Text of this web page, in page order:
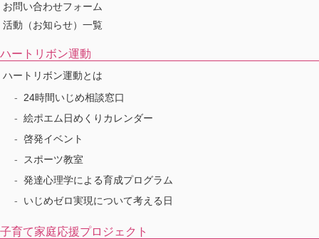
お問い合わせフォーム
活動（お知らせ）一覧
ハートリボン運動
ハートリボン運動とは
24時間いじめ相談窓口
絵ポエム日めくりカレンダー
啓発イベント
スポーツ教室
発達心理学による育成プログラム
いじめゼロ実現について考える日
子育て家庭応援プロジェクト